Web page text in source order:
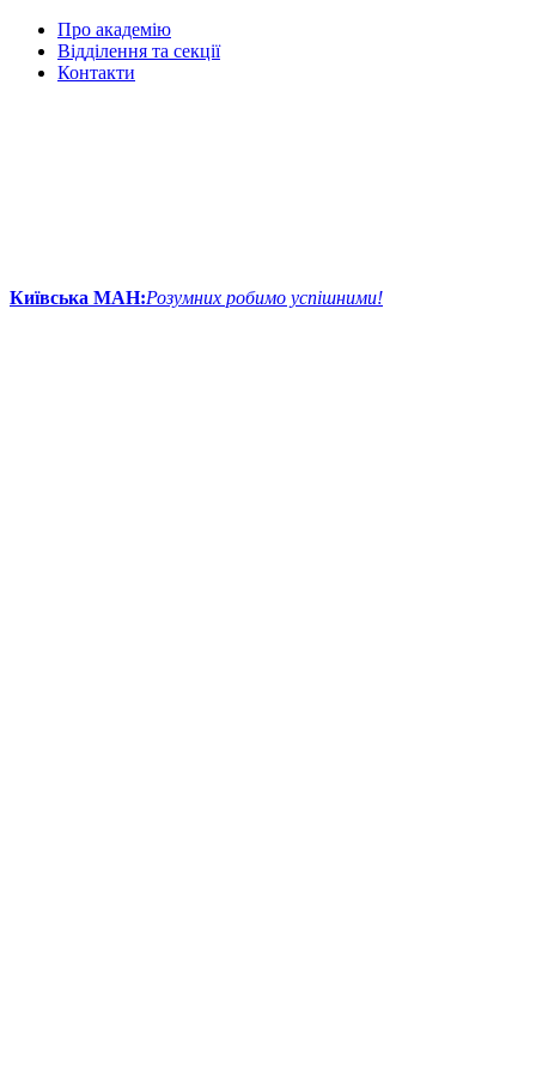
Про академію
Відділення та секції
Контакти
Київська МАН:Розумних робимо успішними!